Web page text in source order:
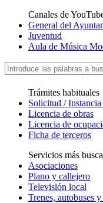
Canales de
General del
Juventud
Aula de Música
Trámites habituales
Solicitud /
Licencia de obras
Licencia de
Ficha de terceros
Servicios más
Asociaciones
Plano y callejero
Televisión local
Trenes, autobuses